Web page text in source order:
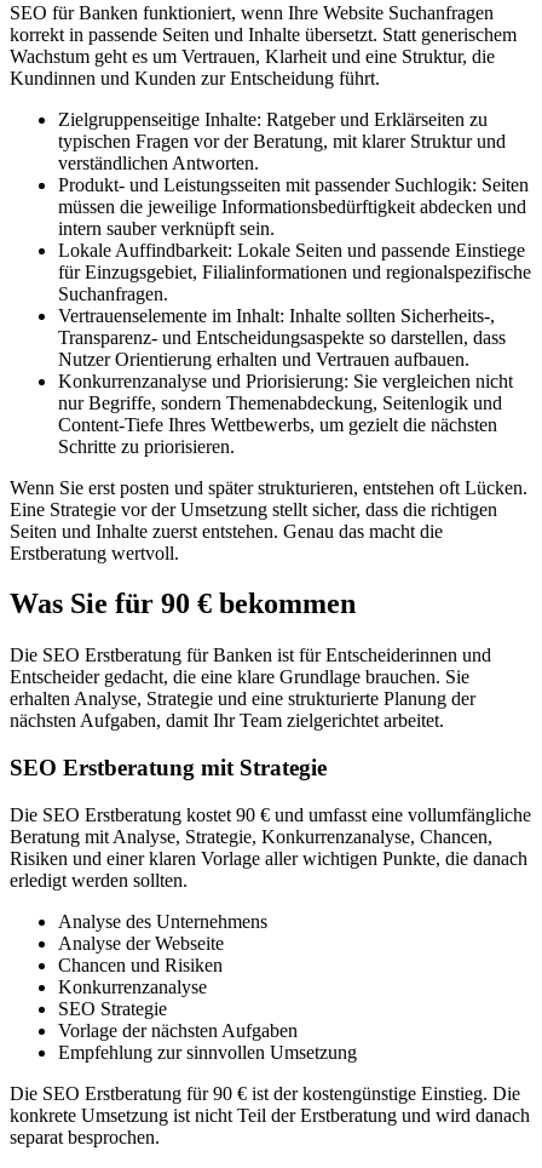
SEO für Banken funktioniert, wenn Ihre Website Suchanfragen
korrekt in passende Seiten und Inhalte übersetzt. Statt generischem
Wachstum geht es um Vertrauen, Klarheit und eine Struktur, die
Kundinnen und Kunden zur Entscheidung führt.
Zielgruppenseitige Inhalte: Ratgeber und Erklärseiten zu
typischen Fragen vor der Beratung, mit klarer Struktur und
verständlichen Antworten.
Produkt- und Leistungsseiten mit passender Suchlogik: Seiten
müssen die jeweilige Informationsbedürftigkeit abdecken und
intern sauber verknüpft sein.
Lokale Auffindbarkeit: Lokale Seiten und passende Einstiege
für Einzugsgebiet, Filialinformationen und regionalspezifische
Suchanfragen.
Vertrauenselemente im Inhalt: Inhalte sollten Sicherheits-,
Transparenz- und Entscheidungsaspekte so darstellen, dass
Nutzer Orientierung erhalten und Vertrauen aufbauen.
Konkurrenzanalyse und Priorisierung: Sie vergleichen nicht
nur Begriffe, sondern Themenabdeckung, Seitenlogik und
Content-Tiefe Ihres Wettbewerbs, um gezielt die nächsten
Schritte zu priorisieren.
Wenn Sie erst posten und später strukturieren, entstehen oft Lücken.
Eine Strategie vor der Umsetzung stellt sicher, dass die richtigen
Seiten und Inhalte zuerst entstehen. Genau das macht die
Erstberatung wertvoll.
Was Sie für 90 € bekommen
Die SEO Erstberatung für Banken ist für Entscheiderinnen und
Entscheider gedacht, die eine klare Grundlage brauchen. Sie
erhalten Analyse, Strategie und eine strukturierte Planung der
nächsten Aufgaben, damit Ihr Team zielgerichtet arbeitet.
SEO Erstberatung mit Strategie
Die SEO Erstberatung kostet 90 € und umfasst eine vollumfängliche
Beratung mit Analyse, Strategie, Konkurrenzanalyse, Chancen,
Risiken und einer klaren Vorlage aller wichtigen Punkte, die danach
erledigt werden sollten.
Analyse des Unternehmens
Analyse der Webseite
Chancen und Risiken
Konkurrenzanalyse
SEO Strategie
Vorlage der nächsten Aufgaben
Empfehlung zur sinnvollen Umsetzung
Die SEO Erstberatung für 90 € ist der kostengünstige Einstieg. Die
konkrete Umsetzung ist nicht Teil der Erstberatung und wird danach
separat besprochen.